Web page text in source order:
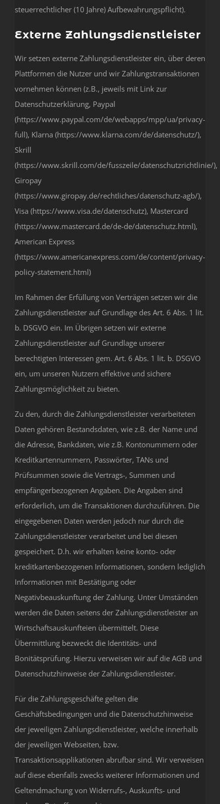
steuerrechtlicher (10 Jahre) Aufbewahrungspflicht).
Externe Zahlungsdienstleister
Wir setzen externe Zahlungsdienstleister ein, über deren
Plattformen die Nutzer und wir Zahlungstransaktionen
vornehmen können (z.B., jeweils mit Link zur
Datenschutzerklärung, Paypal
(https://www.paypal.com/de/webapps/mpp/ua/privacy-
full), Klarna (https://www.klarna.com/de/datenschutz/),
Skrill
(https://www.skrill.com/de/fusszeile/datenschutzrichtlinie/),
Giropay
(https://www.giropay.de/rechtliches/datenschutz-agb/),
Visa (https://www.visa.de/datenschutz), Mastercard
(https://www.mastercard.de/de-de/datenschutz.html),
American Express
(https://www.americanexpress.com/de/content/privacy-
policy-statement.html)
Im Rahmen der Erfüllung von Verträgen setzen wir die
Zahlungsdienstleister auf Grundlage des Art. 6 Abs. 1 lit.
b. DSGVO ein. Im Übrigen setzen wir externe
Zahlungsdienstleister auf Grundlage unserer
berechtigten Interessen gem. Art. 6 Abs. 1 lit. b. DSGVO
ein, um unseren Nutzern effektive und sichere
Zahlungsmöglichkeit zu bieten.
Zu den, durch die Zahlungsdienstleister verarbeiteten
Daten gehören Bestandsdaten, wie z.B. der Name und
die Adresse, Bankdaten, wie z.B. Kontonummern oder
Kreditkartennummern, Passwörter, TANs und
Prüfsummen sowie die Vertrags-, Summen und
empfängerbezogenen Angaben. Die Angaben sind
erforderlich, um die Transaktionen durchzuführen. Die
eingegebenen Daten werden jedoch nur durch die
Zahlungsdienstleister verarbeitet und bei diesen
gespeichert. D.h. wir erhalten keine konto- oder
kreditkartenbezogenen Informationen, sondern lediglich
Informationen mit Bestätigung oder
Negativbeauskunftung der Zahlung. Unter Umständen
werden die Daten seitens der Zahlungsdienstleister an
Wirtschaftsauskunfteien übermittelt. Diese
Übermittlung bezweckt die Identitäts- und
Bonitätsprüfung. Hierzu verweisen wir auf die AGB und
Datenschutzhinweise der Zahlungsdienstleister.
Für die Zahlungsgeschäfte gelten die
Geschäftsbedingungen und die Datenschutzhinweise
der jeweiligen Zahlungsdienstleister, welche innerhalb
der jeweiligen Webseiten, bzw.
Transaktionsapplikationen abrufbar sind. Wir verweisen
auf diese ebenfalls zwecks weiterer Informationen und
Geltendmachung von Widerrufs-, Auskunfts- und